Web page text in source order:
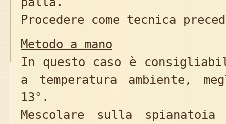
Procedere come tecnica
Metodo a mano
In questo caso è
a temperatura ambiente,
13°.
Mescolare sulla